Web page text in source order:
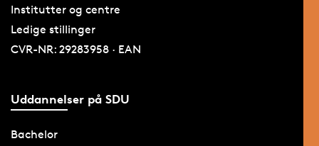
Institutter og centre
Ledige stillinger
CVR-NR: 29283958 · EAN
Uddannelser på SDU
Bachelor